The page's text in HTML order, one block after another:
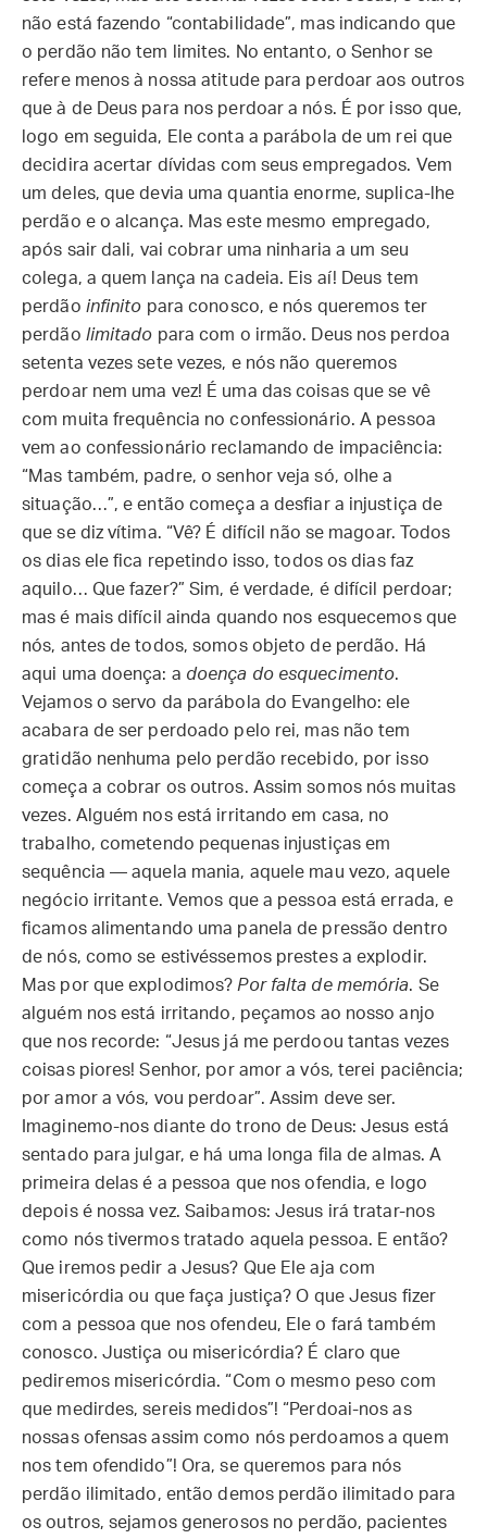
não está fazendo “contabilidade”, mas indicando que
o perdão não tem limites. No entanto, o Senhor se
refere menos à nossa atitude para perdoar aos outros
que à de Deus para nos perdoar a nós. É por isso que,
logo em seguida, Ele conta a parábola de um rei que
decidira acertar dívidas com seus empregados. Vem
um deles, que devia uma quantia enorme, suplica-lhe
perdão e o alcança. Mas este mesmo empregado,
após sair dali, vai cobrar uma ninharia a um seu
colega, a quem lança na cadeia. Eis aí! Deus tem
perdão infinito para conosco, e nós queremos ter
perdão limitado para com o irmão. Deus nos perdoa
setenta vezes sete vezes, e nós não queremos
perdoar nem uma vez! É uma das coisas que se vê
com muita frequência no confessionário. A pessoa
vem ao confessionário reclamando de impaciência:
“Mas também, padre, o senhor veja só, olhe a
situação…”, e então começa a desfiar a injustiça de
que se diz vítima. “Vê? É difícil não se magoar. Todos
os dias ele fica repetindo isso, todos os dias faz
aquilo… Que fazer?” Sim, é verdade, é difícil perdoar;
mas é mais difícil ainda quando nos esquecemos que
nós, antes de todos, somos objeto de perdão. Há
aqui uma doença: a doença do esquecimento.
Vejamos o servo da parábola do Evangelho: ele
acabara de ser perdoado pelo rei, mas não tem
gratidão nenhuma pelo perdão recebido, por isso
começa a cobrar os outros. Assim somos nós muitas
vezes. Alguém nos está irritando em casa, no
trabalho, cometendo pequenas injustiças em
sequência — aquela mania, aquele mau vezo, aquele
negócio irritante. Vemos que a pessoa está errada, e
ficamos alimentando uma panela de pressão dentro
de nós, como se estivéssemos prestes a explodir.
Mas por que explodimos? Por falta de memória. Se
alguém nos está irritando, peçamos ao nosso anjo
que nos recorde: “Jesus já me perdoou tantas vezes
coisas piores! Senhor, por amor a vós, terei paciência;
por amor a vós, vou perdoar”. Assim deve ser.
Imaginemo-nos diante do trono de Deus: Jesus está
sentado para julgar, e há uma longa fila de almas. A
primeira delas é a pessoa que nos ofendia, e logo
depois é nossa vez. Saibamos: Jesus irá tratar-nos
como nós tivermos tratado aquela pessoa. E então?
Que iremos pedir a Jesus? Que Ele aja com
misericórdia ou que faça justiça? O que Jesus fizer
com a pessoa que nos ofendeu, Ele o fará também
conosco. Justiça ou misericórdia? É claro que
pediremos misericórdia. “Com o mesmo peso com
que medirdes, sereis medidos”! “Perdoai-nos as
nossas ofensas assim como nós perdoamos a quem
nos tem ofendido”! Ora, se queremos para nós
perdão ilimitado, então demos perdão ilimitado para
os outros, sejamos generosos no perdão, pacientes